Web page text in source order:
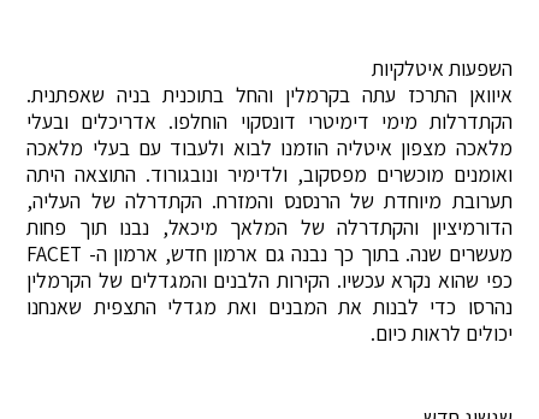
השפעות איטלקיות
איוואן התרכז עתה בקרמלין והחל בתוכנית בניה שאפתנית.
הקתדרלות מימי דימיטרי דונסקוי הוחלפו. אדריכלים ובעלי
מלאכה מצפון איטליה הוזמנו לבוא ולעבוד עם בעלי מלאכה
ואומנים מוכשרים מפסקוב, ולדימיר ונובגורוד. התוצאה היתה
תערובת מיוחדת של הרנסנס והמזרח. הקתדרלה של העליה,
הדורמיציון והקתדרלה של המלאך מיכאל, נבנו תוך פחות
מעשרים שנה. בתוך כך נבנה גם ארמון חדש, ארמון ה- FACET
כפי שהוא נקרא עכשיו. הקירות הלבנים והמגדלים של הקרמלין
נהרסו כדי לבנות את המבנים ואת מגדלי התצפית שאנחנו
יכולים לראות כיום.